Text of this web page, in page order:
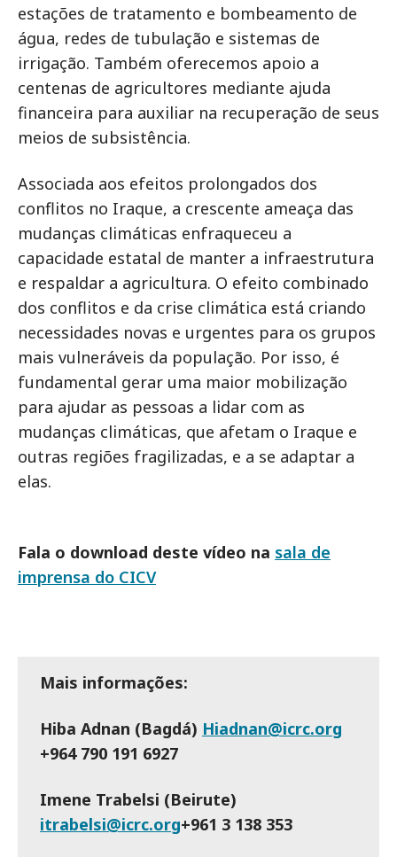
estações de tratamento e bombeamento de
água, redes de tubulação e sistemas de
irrigação. Também oferecemos apoio a
centenas de agricultores mediante ajuda
financeira para auxiliar na recuperação de seus
meios de subsistência.
Associada aos efeitos prolongados dos
conflitos no Iraque, a crescente ameaça das
mudanças climáticas enfraqueceu a
capacidade estatal de manter a infraestrutura
e respaldar a agricultura. O efeito combinado
dos conflitos e da crise climática está criando
necessidades novas e urgentes para os grupos
mais vulneráveis da população. Por isso, é
fundamental gerar uma maior mobilização
para ajudar as pessoas a lidar com as
mudanças climáticas, que afetam o Iraque e
outras regiões fragilizadas, e a se adaptar a
elas.
Fala o download deste vídeo na sala de
imprensa do CICV
Mais informações:
Hiba Adnan (Bagdá) Hiadnan@icrc.org
+964 790 191 6927
Imene Trabelsi (Beirute)
itrabelsi@icrc.org+961 3 138 353